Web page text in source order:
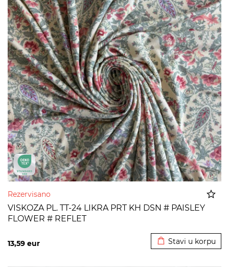
Rezervisano
VISKOZA PL. TT-24 LIKRA PRT KH DSN # PAISLEY
FLOWER # REFLET
13,59 eur Stavi u korpu